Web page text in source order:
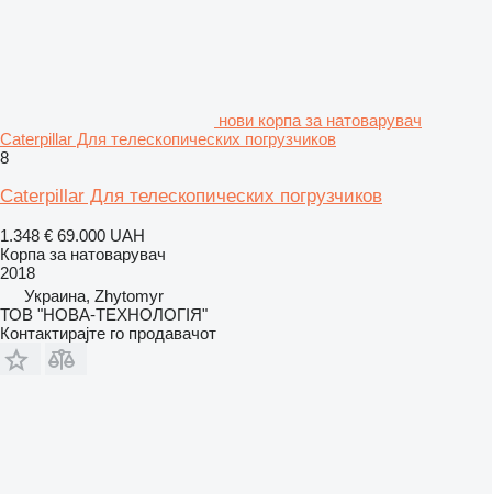
нови корпа за натоварувач
Caterpillar Для телескопических погрузчиков
8
Caterpillar Для телескопических погрузчиков
1.348 € 69.000 UAH
Корпа за натоварувач
2018
Украина, Zhytomyr
ТОВ "НОВА-ТЕХНОЛОГІЯ"
Контактирајте го продавачот